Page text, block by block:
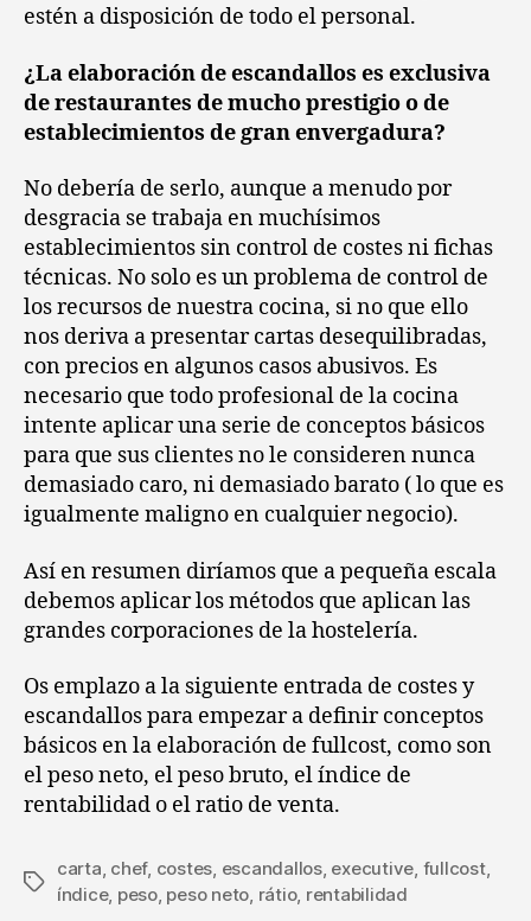
estén a disposición de todo el personal.
¿La elaboración de escandallos es exclusiva
de restaurantes de mucho prestigio o de
establecimientos de gran envergadura?
No debería de serlo, aunque a menudo por
desgracia se trabaja en muchísimos
establecimientos sin control de costes ni fichas
técnicas. No solo es un problema de control de
los recursos de nuestra cocina, si no que ello
nos deriva a presentar cartas desequilibradas,
con precios en algunos casos abusivos. Es
necesario que todo profesional de la cocina
intente aplicar una serie de conceptos básicos
para que sus clientes no le consideren nunca
demasiado caro, ni demasiado barato ( lo que es
igualmente maligno en cualquier negocio).
Así en resumen diríamos que a pequeña escala
debemos aplicar los métodos que aplican las
grandes corporaciones de la hostelería.
Os emplazo a la siguiente entrada de costes y
escandallos para empezar a definir conceptos
básicos en la elaboración de fullcost, como son
el peso neto, el peso bruto, el índice de
rentabilidad o el ratio de venta.
Etiquetas
carta, chef, costes, escandallos, executive, fullcost,
índice, peso, peso neto, rátio, rentabilidad